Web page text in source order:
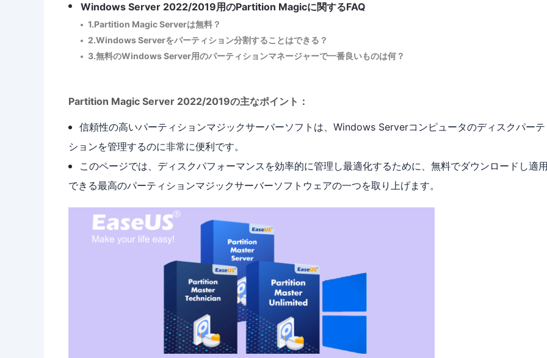
Windows Server 2022/2019用のPartition Magicに関するFAQ
1.Partition Magic Serverは無料？
2.Windows Serverをパーティション分割することはできる？
3.無料のWindows Server用のパーティションマネージャーで一番良いものは何？
Partition Magic Server 2022/2019の主なポイント：
信頼性の高いパーティションマジックサーバーソフトは、Windows Serverコンピュータのディスクパー
ションを管理するのに非常に便利です。
このページでは、ディスクパフォーマンスを効率的に管理し最適化するために、無料でダウンロードし適
できる最高のパーティションマジックサーバーソフトウェアの一つを取り上げます。